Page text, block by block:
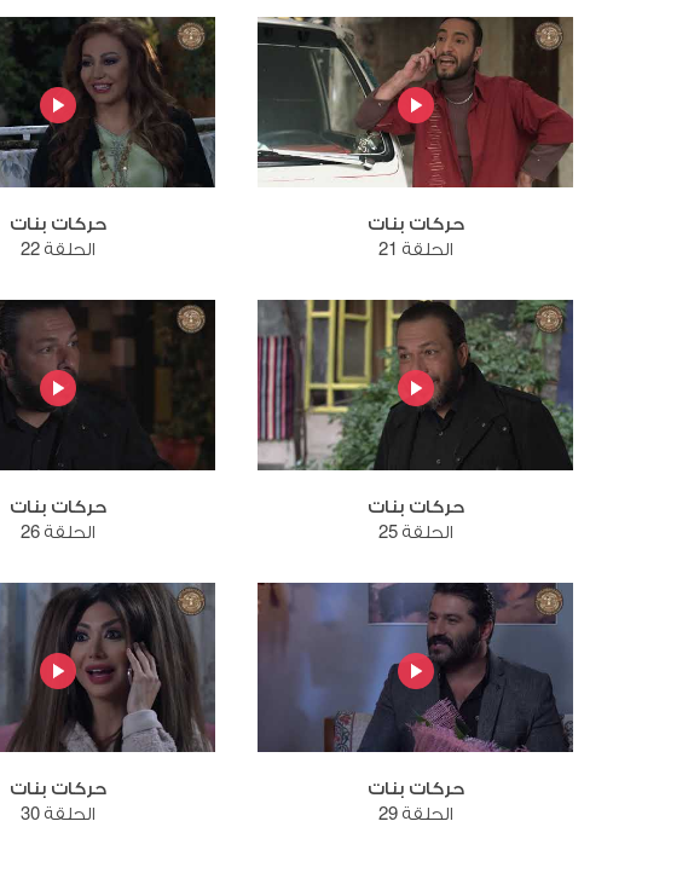
حركات بنات
الحلقة 21
حركات بنات
الحلقة 22
حركات بنات
الحلقة 25
حركات بنات
الحلقة 26
حركات بنات
الحلقة 29
حركات بنات
الحلقة 30